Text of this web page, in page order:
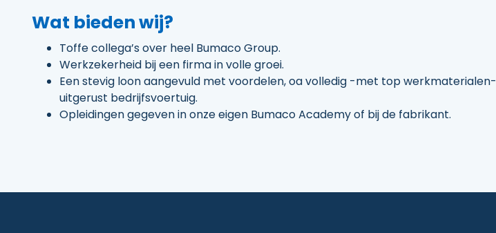
Wat bieden wij?
Toffe collega’s over heel Bumaco Group.
Werkzekerheid bij een firma in volle groei.
Een stevig loon aangevuld met voordelen, oa volledig -met top werkmaterialen-
uitgerust bedrijfsvoertuig.
Opleidingen gegeven in onze eigen Bumaco Academy of bij de fabrikant.